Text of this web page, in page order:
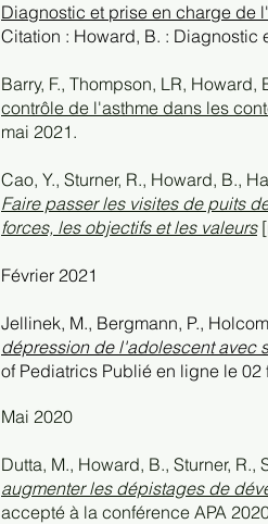
Diagnostic et prise en charge de
Citation : Howard, B. : Diagnostic
Barry, F., Thompson, LR, Howard,
contrôle de l'asthme dans les
mai 2021.
Cao, Y., Sturner, R., Howard, B.,
Faire passer les visites de puits
forces, les objectifs et les valeurs
Février 2021
Jellinek, M., Bergmann, P.,
dépression de l'adolescent avec
of Pediatrics Publié en ligne le 02
Mai 2020
Dutta, M., Howard, B., Sturner, R.,
augmenter les dépistages de
accepté à la conférence APA